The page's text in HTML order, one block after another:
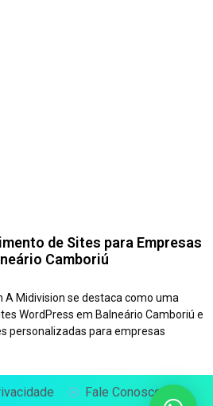
de Sites para Empresas
Camboriú
Midivision se destaca como uma
WordPress em Balneário Camboriú e
personalizadas para empresas
Fale Conosco